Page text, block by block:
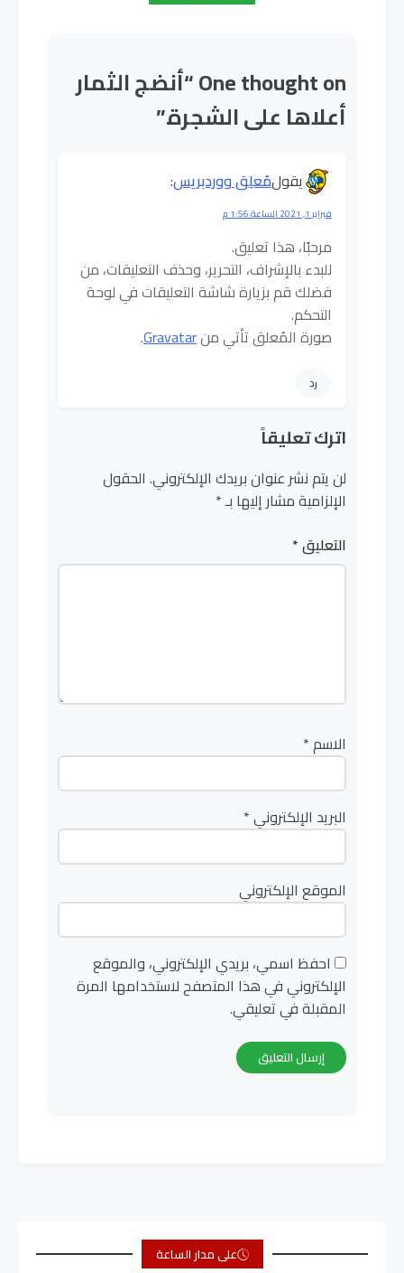
One thought on “ أنضج الثمار
أعلاها على الشجرة.”
يقولمُعلِق ووردبريس:
فبراير 1, 2021 الساعة 1:56 م
مرحبًا، هذا تعليق.
للبدء بالإشراف، التحرير، وحذف التعليقات، من
فضلك قم بزيارة شاشة التعليقات في لوحة
التحكم.
صورة المُعلق تأتي منGravatar
.
رد
اترك تعليقاً
لن يتم نشر عنوان بريدك الإلكتروني. الحقول
الإلزامية مشار إليها بـ*
التعليق*
الاسم*
البريد الإلكتروني*
الموقع الإلكتروني
احفظ اسمي، بريدي الإلكتروني، والموقع
الإلكتروني في هذا المتصفح لاستخدامها المرة
المقبلة في تعليقي.
على مدار الساعة